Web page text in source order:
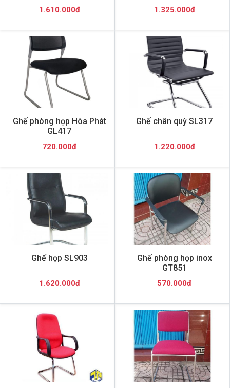
1.610.000đ 1.325.000đ
Ghế phòng họp Hòa Phát
GL417
720.000đ
Ghế chân quỳ SL317
1.220.000đ
Ghế họp SL903
1.620.000đ
Ghế phòng họp inox
GT851
570.000đ